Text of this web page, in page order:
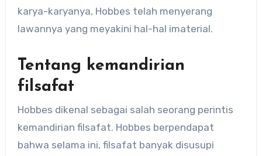
karya-karyanya, Hobbes telah menyerang
lawannya yang meyakini hal-hal imaterial.
Tentang kemandirian
filsafat
Hobbes dikenal sebagai salah seorang perintis
kemandirian filsafat. Hobbes berpendapat
bahwa selama ini, filsafat banyak disusupi